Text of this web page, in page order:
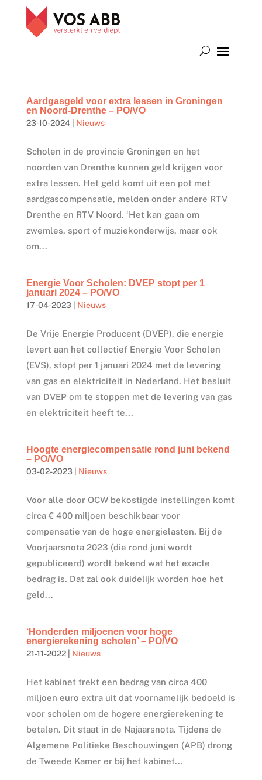
Aardgasgeld voor extra lessen in Groningen
en Noord-Drenthe – PO/VO
23-10-2024| Nieuws
Scholen in de provincie Groningen en het
noorden van Drenthe kunnen geld krijgen voor
extra lessen. Het geld komt uit een pot met
aardgascompensatie, melden onder andere RTV
Drenthe en RTV Noord. ‘Het kan gaan om
zwemles, sport of muziekonderwijs, maar ook
om...
Energie Voor Scholen: DVEP stopt per 1
januari 2024 – PO/VO
17-04-2023| Nieuws
De Vrije Energie Producent (DVEP), die energie
levert aan het collectief Energie Voor Scholen
(EVS), stopt per 1 januari 2024 met de levering
van gas en elektriciteit in Nederland. Het besluit
van DVEP om te stoppen met de levering van gas
en elektriciteit heeft te...
Hoogte energiecompensatie rond juni bekend
– PO/VO
03-02-2023| Nieuws
Voor alle door OCW bekostigde instellingen komt
circa € 400 miljoen beschikbaar voor
compensatie van de hoge energielasten. Bij de
Voorjaarsnota 2023 (die rond juni wordt
gepubliceerd) wordt bekend wat het exacte
bedrag is. Dat zal ook duidelijk worden hoe het
geld...
‘Honderden miljoenen voor hoge
energierekening scholen’ – PO/VO
21-11-2022| Nieuws
Het kabinet trekt een bedrag van circa 400
miljoen euro extra uit dat voornamelijk bedoeld is
voor scholen om de hogere energierekening te
betalen. Dit staat in de Najaarsnota. Tijdens de
Algemene Politieke Beschouwingen (APB) drong
de Tweede Kamer er bij het kabinet...